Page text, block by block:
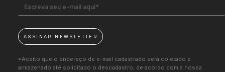
ASSINAR NEWSLETTER
*Aceito que o endereço de e-mail cadastrado será coletado e
armazenado até solicitado o descadastro, de acordo com a nossa